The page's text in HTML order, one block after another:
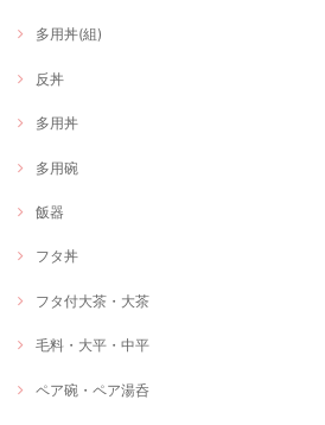
多用丼(組)
反丼
多用丼
多用碗
飯器
フタ丼
フタ付大茶・大茶
毛料・大平・中平
ペア碗・ペア湯呑